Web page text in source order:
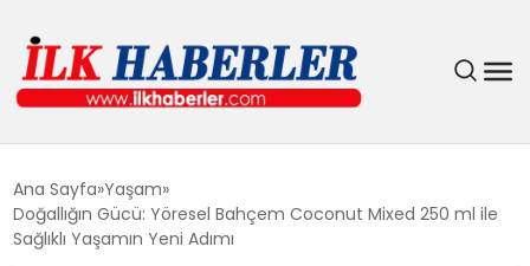
EĞITIM
Ana Sayfa Yaşam
Doğallığın Gücü: Yöresel Bahçem Coconut Mixed 250 ml ile
Sağlıklı Yaşamın Yeni Adımı